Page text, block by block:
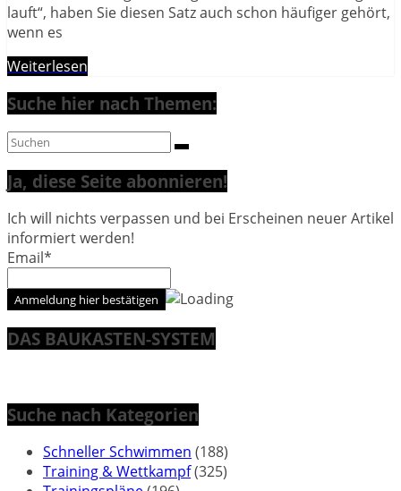
lauft“, haben Sie diesen Satz auch schon häufiger gehört,
wenn es
Weiterlesen
Suche hier nach Themen:
Ja, diese Seite abonnieren!
Ich will nichts verpassen und bei Erscheinen neuer Artikel
informiert werden!
Email*
DAS BAUKASTEN-SYSTEM
Suche nach Kategorien
Schneller Schwimmen (188)
Training & Wettkampf(325)